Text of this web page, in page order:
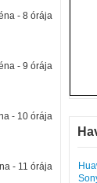
- 8 órája
- 9 órája
- 10 órája
- 11 órája